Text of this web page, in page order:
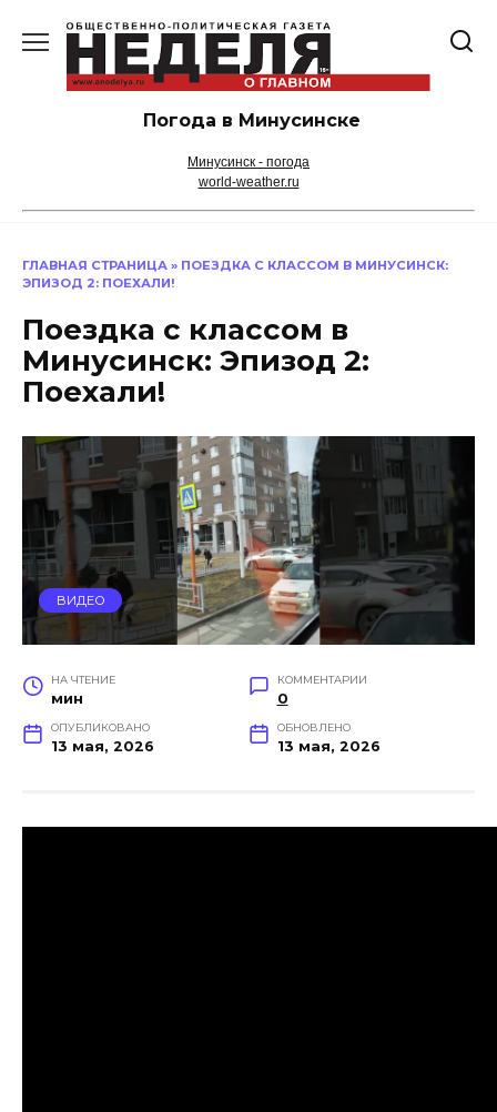
содержанию
Погода в Минусинске
Минусинск - погода
world-weather.ru
ГЛАВНАЯ СТРАНИЦА » ПОЕЗДКА С КЛАССОМ В МИНУСИНСК:
ЭПИЗОД 2: ПОЕХАЛИ!
Поездка с классом в
Минусинск: Эпизод 2:
Поехали!
ВИДЕО
НА ЧТЕНИЕ
мин
КОММЕНТАРИИ
0
ОПУБЛИКОВАНО
13 мая, 2026
ОБНОВЛЕНО
13 мая, 2026